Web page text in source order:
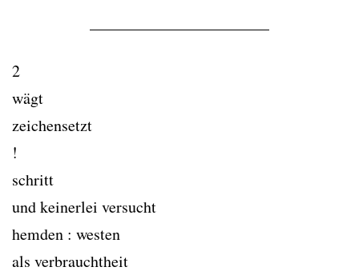
2
wägt
zeichensetzt
!
schritt
und keinerlei versucht
hemden : westen
als verbrauchtheit